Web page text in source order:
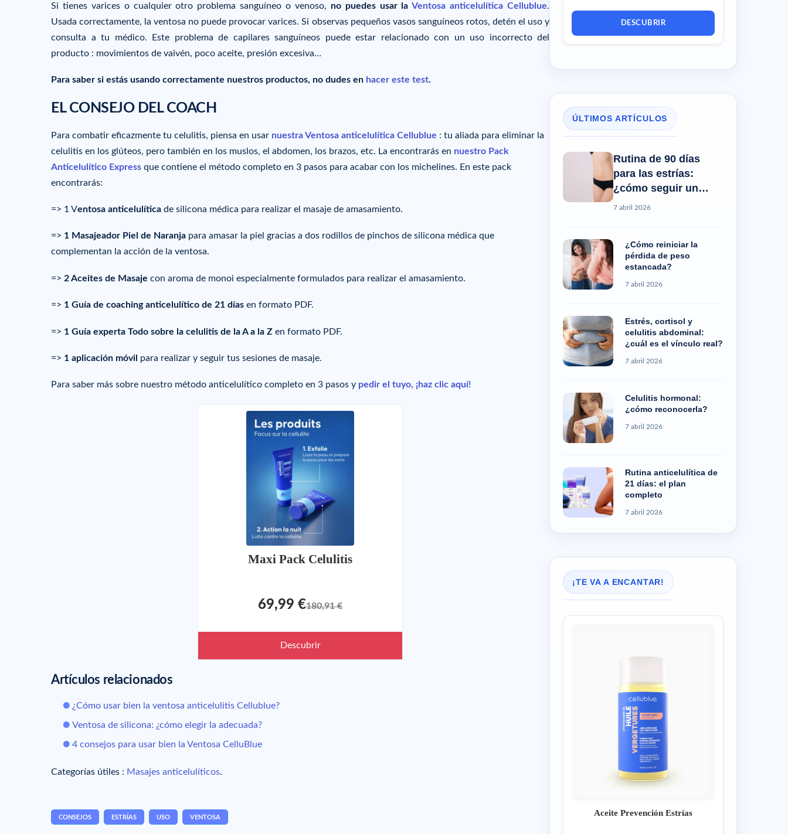
Si tienes varices o cualquier otro problema sanguíneo o venoso, no puedes usar laVentosa anticelulítica Cellublue.
Usada correctamente, la ventosa no puede provocar varices. Si observas pequeños vasos sanguíneos rotos, detén el uso y
consulta a tu médico. Este problema de capilares sanguíneos puede estar relacionado con un uso incorrecto del
producto : movimientos de vaivén, poco aceite, presión excesiva…
Para saber si estás usando correctamente nuestros productos, no dudes en hacer este test.
EL CONSEJO DEL COACH
Para combatir eficazmente tu celulitis, piensa en usar nuestra Ventosa anticelulítica Cellublue : tu aliada para eliminar la
celulitis en los glúteos, pero también en los muslos, el abdomen, los brazos, etc. La encontrarás en nuestro Pack
Anticelulítico Express que contiene el método completo en 3 pasos para acabar con los michelines. En este pack
encontrarás:
=> 1 Ventosa anticelulítica de silicona médica para realizar el masaje de amasamiento.
=> 1 Masajeador Piel de Naranja para amasar la piel gracias a dos rodillos de pinchos de silicona médica que
complementan la acción de la ventosa.
=> 2 Aceites de Masaje con aroma de monoi especialmente formulados para realizar el amasamiento.
=> 1 Guía de coaching anticelulítico de 21 días en formato PDF.
=> 1 Guía experta Todo sobre la celulitis de la A a la Z en formato PDF.
=> 1 aplicación móvil para realizar y seguir tus sesiones de masaje.
Para saber más sobre nuestro método anticelulítico completo en 3 pasos y pedir el tuyo, ¡haz clic aquí!
Maxi Pack Celulitis
69,99 €180,91 €
Descubrir
Artículos relacionados
¿Cómo usar bien la ventosa anticelulitis Cellublue?
Ventosa de silicona: ¿cómo elegir la adecuada?
4 consejos para usar bien la Ventosa CelluBlue
Categorías útiles : Masajes anticelulíticos.
CONSEJOS ESTRÍAS USO VENTOSA
DESCUBRIR
ÚLTIMOS ARTÍCULOS
Rutina de 90 días
para las estrías:
¿cómo seguir un
progreso real?
7 abril 2026
¿Cómo reiniciar la
pérdida de peso
estancada?
7 abril 2026
Estrés, cortisol y
celulitis abdominal:
¿cuál es el vínculo real?
7 abril 2026
Celulitis hormonal:
¿cómo reconocerla?
7 abril 2026
Rutina anticelulítica de
21 días: el plan
completo
7 abril 2026
¡TE VA A ENCANTAR!
Aceite Prevención Estrías